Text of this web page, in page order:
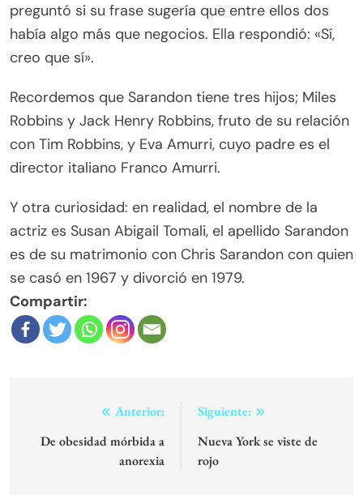
preguntó si su frase sugería que entre ellos dos
había algo más que negocios. Ella respondió: «Sí,
creo que sí».
Recordemos que Sarandon tiene tres hijos; Miles
Robbins y Jack Henry Robbins, fruto de su relación
con Tim Robbins, y Eva Amurri, cuyo padre es el
director italiano Franco Amurri.
Y otra curiosidad: en realidad, el nombre de la
actriz es Susan Abigail Tomali, el apellido Sarandon
es de su matrimonio con Chris Sarandon con quien
se casó en 1967 y divorció en 1979.
Compartir:
Navegación
de
Anterior:
De obesidad mórbida a
anorexia
Siguiente:
Nueva York se viste de
rojo